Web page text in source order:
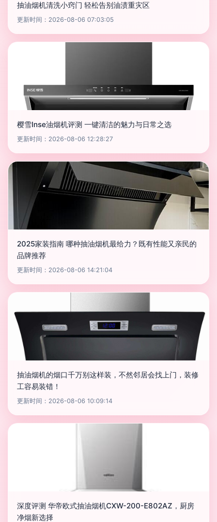
抽油烟机清洗小窍门 轻松告别油渍重灾区
更新时间：2026-08-06 07:03:05
樱雪Inse油烟机评测 一键清洁的魅力与日常之选
更新时间：2026-08-06 12:28:27
2025家装指南 哪种抽油烟机最给力？既有性能又亲民的
品牌推荐
更新时间：2026-08-06 14:21:04
抽油烟机的烟口千万别这样装，不然邻居会找上门，装修
工容易装错！
更新时间：2026-08-06 10:09:14
深度评测 华帝欧式抽油烟机CXW-200-E802AZ，厨房
净烟新选择